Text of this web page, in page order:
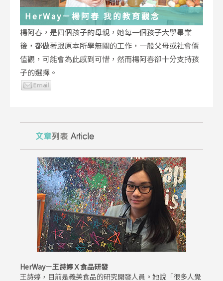
HerWay－楊阿春 我的教育觀念
楊阿春，是四個孩子的母親，她每一個孩子大學畢業
後，都做著跟原本所學無關的工作，一般父母或社會價
值觀，可能會為此感到可惜，然而楊阿春卻十分支持孩
子的選擇。
HerWay－王詩婷Ｘ食品研發
王詩婷，目前是義美食品的研究開發人員。她說「很多人覺